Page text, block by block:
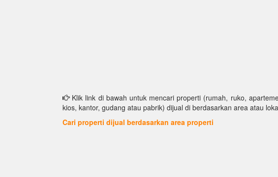
Klik link di bawah untuk mencari properti (rumah, ruko,
kios, kantor, gudang atau pabrik) dijual di berdasarkan area atau
Cari properti dijual berdasarkan area properti